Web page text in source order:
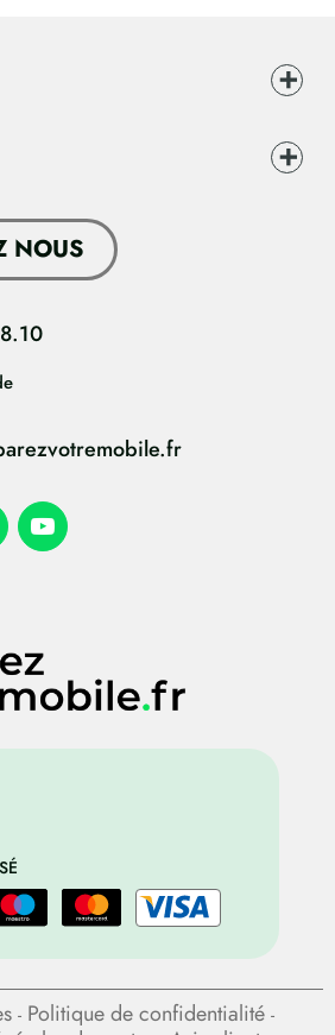
NOUS
- Politique de confidentialité -